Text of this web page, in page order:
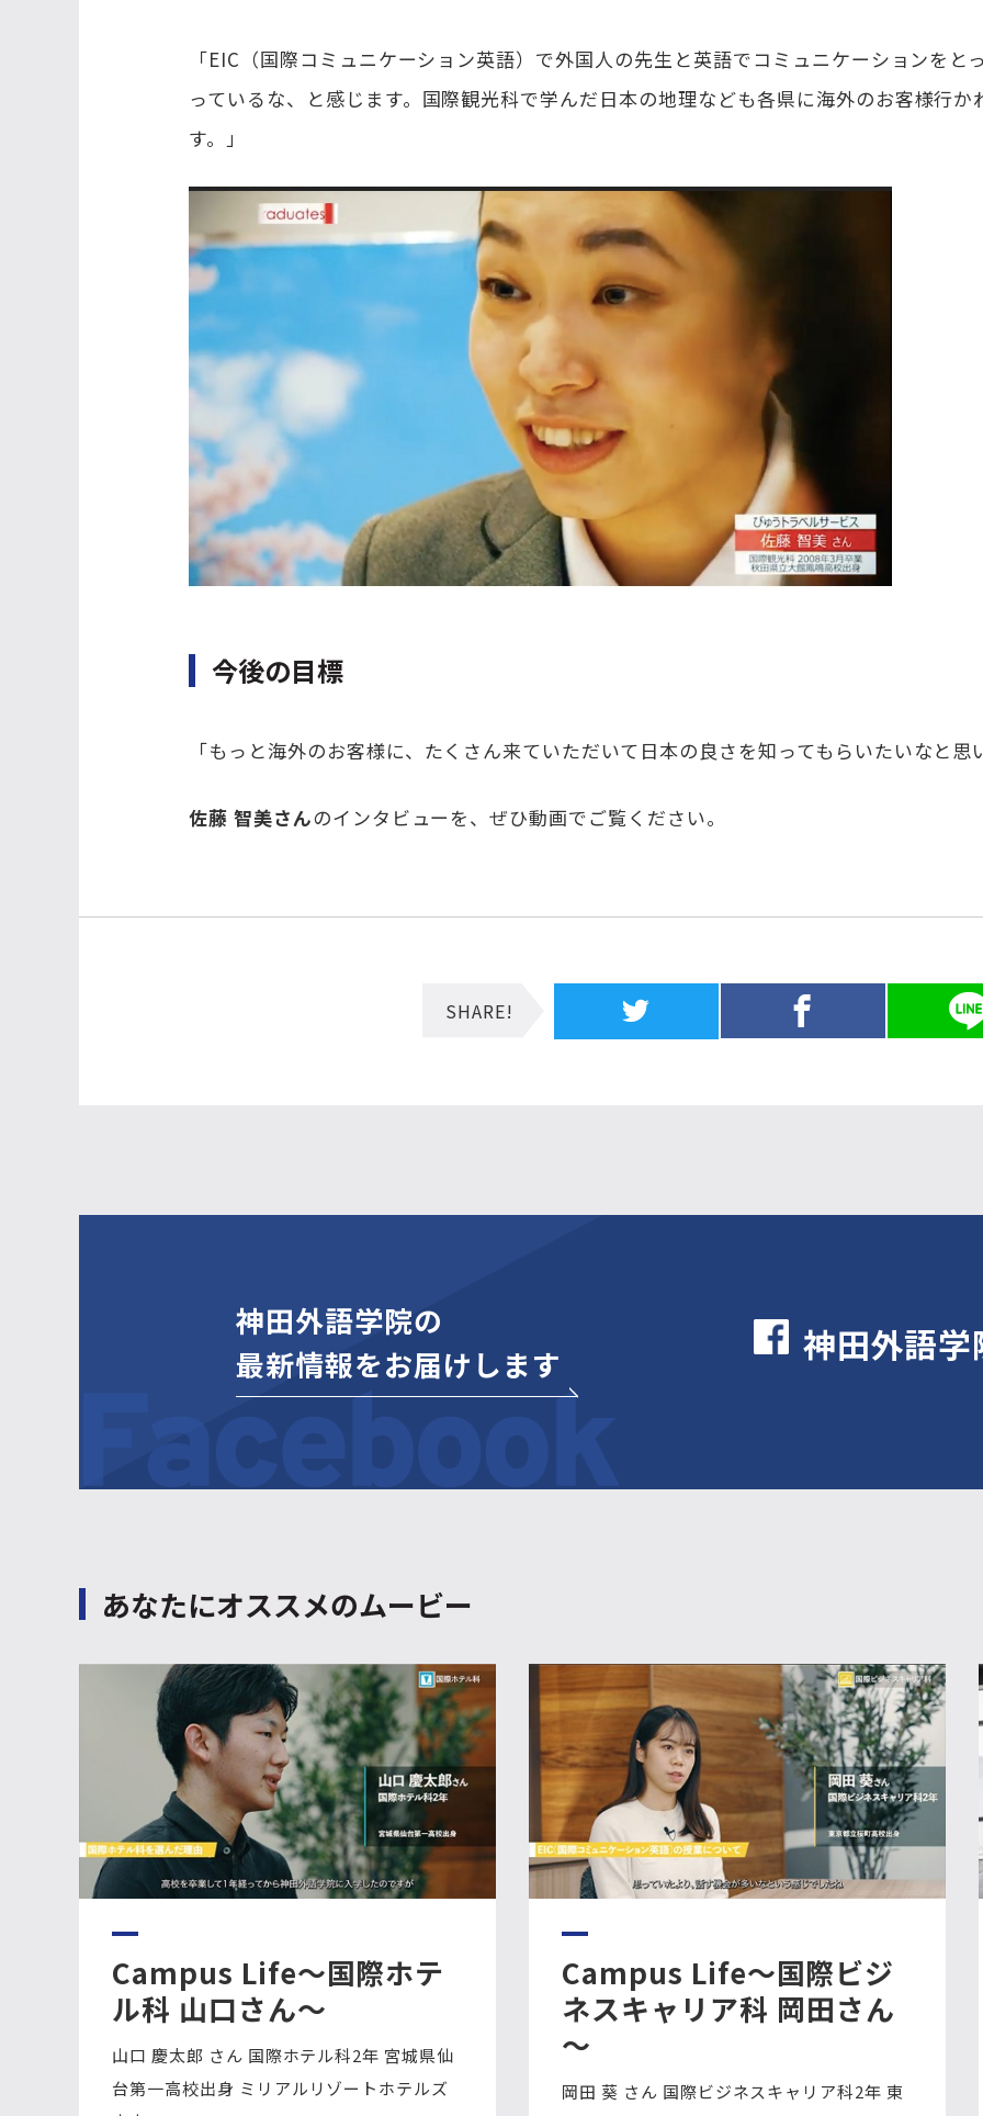
「EIC（国際コミュニケーション英語）で外国人の先生と英語でコミュニケーションをと
っているな、と感じます。国際観光科で学んだ日本の地理なども各県に海外のお客様行か
す。」
今後の目標
「もっと海外のお客様に、たくさん来ていただいて日本の良さを知ってもらいたいなと思
佐藤 智美さんのインタビューを、ぜひ動画でご覧ください。
SHARE!
神田外語学院の
最新情報をお届けします
神田外語
あなたにオススメのムービー
Campus Life～国際ホテ
ル科 山口さん～
山口 慶太郎 さん 国際ホテル科2年 宮城県仙
台第一高校出身 ミリアルリゾートホテルズ
Campus Life～国際ビジ
ネスキャリア科 岡田さん
～
岡田 葵 さん 国際ビジネスキャリア科2年 東